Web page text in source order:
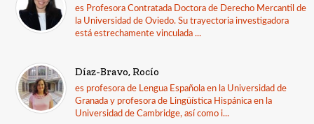
es Profesora Contratada Doctora de Derecho Mercantil de
la Universidad de Oviedo. Su trayectoria investigadora
está estrechamente vinculada ...
Díaz-Bravo, Rocío
es profesora de Lengua Española en la Universidad de
Granada y profesora de Lingüística Hispánica en la
Universidad de Cambridge, así como i...